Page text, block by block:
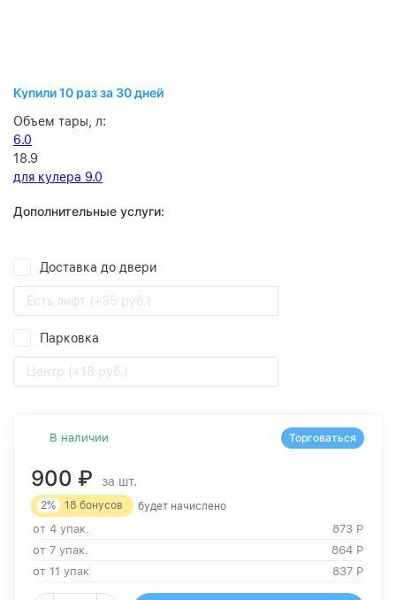
Купили 10 раз за 30 дней
Объем тары, л:
6.0
18.9
для кулера 9.0
Дополнительные услуги:
Доставка до двери
Есть лифт (+35 руб.)
Парковка
Центр (+18 руб.)
В наличии
900 ₽ за шт.
2% 18 бонусов будет начислено
от 4 упак. 873 Р
от 7 упак.
864 Р
от 11 упак
837 Р
Торговаться